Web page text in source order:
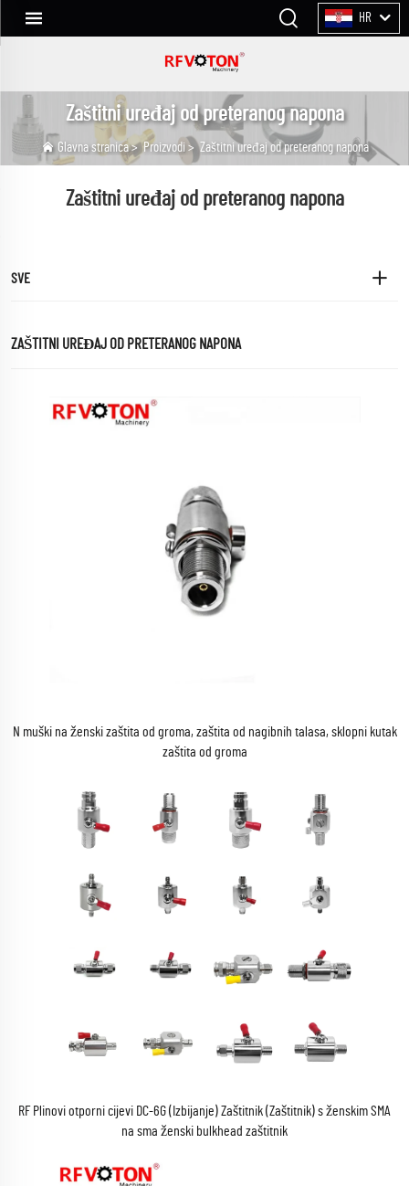
HR
Zaštitni uređaj od preteranog napona
Glavna stranica>Proizvodi>Zaštitni uređaj od preteranog napona
Zaštitni uređaj od preteranog napona
SVE
ZAŠTITNI UREĐAJ OD PRETERANOG NAPONA
N muški na ženski zaštita od groma, zaštita od nagibnih talasa, sklopni kutak
zaštita od groma
RF Plinovi otporni cijevi DC-6G (Izbijanje) Zaštitnik (Zaštitnik) s ženskim SMA
na sma ženski bulkhead zaštitnik